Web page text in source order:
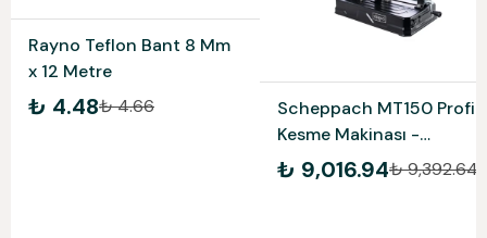
Rayno Teflon Bant 8 Mm
x 12 Metre
₺ 4.48₺ 4.66
Scheppach MT150 Profil
Kesme Makinası -
5903703901
₺ 9,016.94₺ 9,392.64